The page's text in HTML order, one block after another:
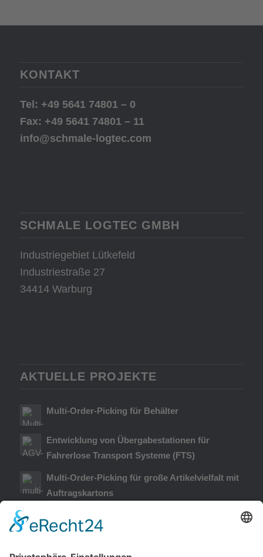
KONTAKT
Tel: +49 5641 74801 – 0
Fax: +49 5641 74801 – 11
info@schmale-logtec.com
SCHMALE LOGTEC GMBH
Industriegebiet Lütkefeld
Industriestraße 27
34414 Warburg
AKTUELLE PROJEKTE
Multi-Order-Picking für Behälter
Entwicklung von Übergabestationen für
Fahrerlose Transport Systeme (FTS)
Multi-Order-Picking für große Artikelvielfalt mit
Auftragskartons